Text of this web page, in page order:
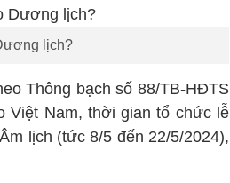
lịch?
Thông bạch số 88/TB-HĐTS
Việt Nam, thời gian tổ chức lễ
lịch (tức 8/5 đến 22/5/2024),